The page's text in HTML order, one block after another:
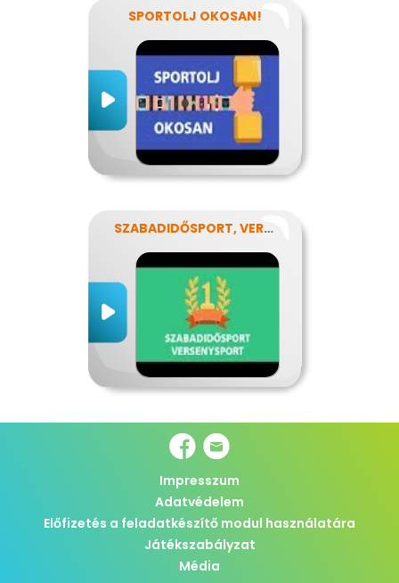
SPORTOLJ OKOSAN!
SZABADIDŐSPORT, VERSENYSPORT
Impresszum
Adatvédelem
Előfizetés a feladatkészítő modul használatára
Játékszabályzat
Média